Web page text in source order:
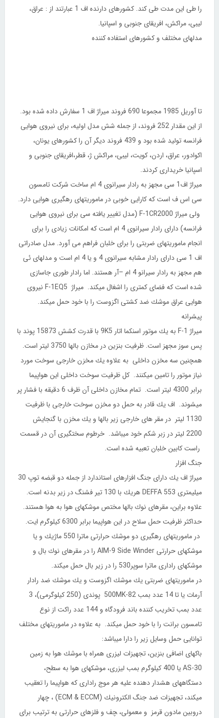
را طی این مدت طی كند. كشورهای دارنده اف 1 عبارتند از : عراق،
لیبی، مراكش، افریقای جنوبی و اسپانیا.
مدلهای مختلف و كشورهای استفاده كننده
تا آوریل 1985 مجموعا 690 فروند میراژ اف 1 سفارش داده شده بود.
از این مقدار 252 فروند، از جمله شش مدل اولیه، برای نیروی هوایی
فرانسه تولید شده بود و 439 فروند دیگر آن را كشورهای یونان،
اكوادور، عراق، اردن، كویت، لیبی، مراكش ژ، قطر،افریقای جنوبی و
اسپانیا خریداری كردند.
میراژ اف1 سی مجهز به رادار سیرانوی 4 ام ساخت شركت تامسون
سی اس ف است كه كارایی خوبی در ماموریتهای رهگیری هوایی دارد.
ولی میراژ F-1CR2000 (مدل تغییر یافته سی برای نیروی هوایی
فرانسه) دارای رادار سیرانوی 4 ام است كه امكانات زیادی را برای
انجام ماموریتهای ضربتی را برای خلبان فراهم می آورد. مدل صادراتی
اف 1 سی دارای رادار مشابه سیرانوی 4 و یا 4 ام است و مدلهای ئی
هم مجهز به رادار سیرانو 4 ام –آر هستند. اما رادار طوری جاسازی
شده است كه فضای كمتری را اشغال میكند. میراژ F-1EQ5 نیروی
هوایی عراق موشك ضد كشتی اگزوست را با خود حمل میكند.
پیشرانه
میراژ F-1 به یك موتور اسنكما اتار 9K5 با قدرت كشش 15873 پوند با
پس سوز مجهز است. ظرفیت بنزین در مخازن بالها 3750 لیتر است.
همچنین سه مخزن داخلی به علاوه یك مخزن خارجی سوخت مورد
نیاز موتور را تامین میكنند. كل ظرفیت سوخت داخلی این هواپیما
برابر 4300 لیتر است. تمام مخازن داخلی آن ظرف 6 دقیقه با فشار پر
میشوند. اف یك قادر به حمل دو مخزن سوخت خارجی با ظرفیت
1130 لیتر در مقر های خارجی زیر بالها و یك مخزن با گنجایش
2200 لیتر در زبر شكم خود میباشد. خرطوم سختگیری آن در قسمت
راست كابین خلبان تعبیه شده است.
جنگ افزار
میراژ اف یك دارای جنگ افزارهای استاندارد از جمله دو قبضه توپ 30
میلیمتری DEFFA 553 هریك با 130 تیر فشنگ در زیر بدنه است.
علاوه براین، مقرهای نوك بالها مختص موشكهای هوا به هوا هستند.
حداكثر ظرفیت حمل سلاح در این هواپیما برابر 6300 كیلوگرم ایت.
در ماموریتهای رهگیری دو موشك حرارتی ماترا 550 ماژیك و یا
موشكهای حرارتی AIM-9 Side Winder را در مقرهای نوك بال و
موشكهای راداری ماترا سوپر530 را در زیر بال حمل میكند.
در ماموریتهای ضربتی یك موشك اگزوست و یك موشك ضد رادار
آرمات یا تا 14 عدد بمب 500MK-82 پوندی (250 كیلوگرمی)، 3
عدد بمب تخریب كننده باند فرودگاه و 144 عدد راكت از نوع
تامسون برانت را با خود حمل میكند. به علاوه در ماموریتهای مختلف
توانایی حمل وسایل زیر را دارا میباشد:
باكهای اضافی بنزین، تجهیزات لیزری همراه با موشك هوا به زمین
AS-30 یا 400 كیلوگرم بمب لیزری، موشكهای هوا به سطح،
دستگاههای هشدار دهنده علیه هر موج راداری كه هواپیما را تعقیب
میكند، تجهیزات ضد جنگ الكترونیك (ECM & ECCM) ، چهار
دروبین مادون قرمز و معمولی، ‍چف و فلزهای حرارتی به ترتیب برای